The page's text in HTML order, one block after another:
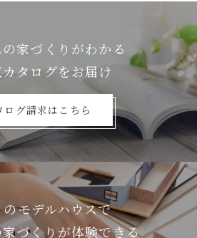
家づくりがわかる
タログをお届け
ログ請求はこちら
モデルハウスで
づくりが体験できる